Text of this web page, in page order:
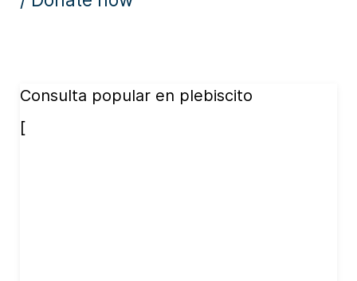
Consulta popular en plebiscito
[